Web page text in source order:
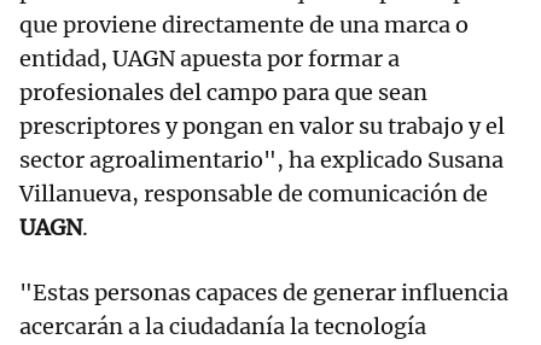
que proviene directamente de una marca o
entidad, UAGN apuesta por formar a
profesionales del campo para que sean
prescriptores y pongan en valor su trabajo y el
sector agroalimentario", ha explicado Susana
Villanueva, responsable de comunicación de
UAGN.
"Estas personas capaces de generar influencia
acercarán a la ciudadanía la tecnología